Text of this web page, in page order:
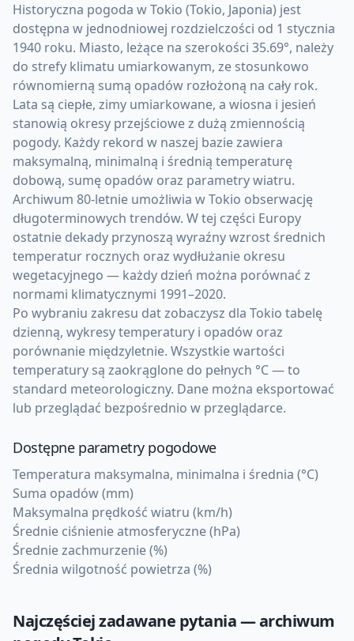
Historyczna pogoda w Tokio (Tokio, Japonia) jest
dostępna w jednodniowej rozdzielczości od 1 stycznia
1940 roku. Miasto, leżące na szerokości 35.69°, należy
do strefy klimatu umiarkowanym, ze stosunkowo
równomierną sumą opadów rozłożoną na cały rok.
Lata są ciepłe, zimy umiarkowane, a wiosna i jesień
stanowią okresy przejściowe z dużą zmiennością
pogody. Każdy rekord w naszej bazie zawiera
maksymalną, minimalną i średnią temperaturę
dobową, sumę opadów oraz parametry wiatru.
Archiwum 80-letnie umożliwia w Tokio obserwację
długoterminowych trendów. W tej części Europy
ostatnie dekady przynoszą wyraźny wzrost średnich
temperatur rocznych oraz wydłużanie okresu
wegetacyjnego — każdy dzień można porównać z
normami klimatycznymi 1991–2020.
Po wybraniu zakresu dat zobaczysz dla Tokio tabelę
dzienną, wykresy temperatury i opadów oraz
porównanie międzyletnie. Wszystkie wartości
temperatury są zaokrąglone do pełnych °C — to
standard meteorologiczny. Dane można eksportować
lub przeglądać bezpośrednio w przeglądarce.
Dostępne parametry pogodowe
Temperatura maksymalna, minimalna i średnia (°C)
Suma opadów (mm)
Maksymalna prędkość wiatru (km/h)
Średnie ciśnienie atmosferyczne (hPa)
Średnie zachmurzenie (%)
Średnia wilgotność powietrza (%)
Najczęściej zadawane pytania — archiwum